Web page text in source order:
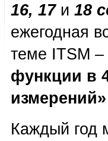
16, 17и 18
ежегодная
теме ITSM –
функции в
измерений»
Каждый год